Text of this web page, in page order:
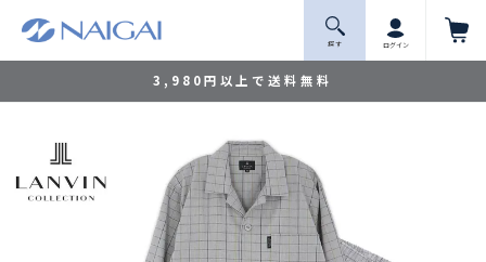
3,980円以上で送料無料
探 す ログイン